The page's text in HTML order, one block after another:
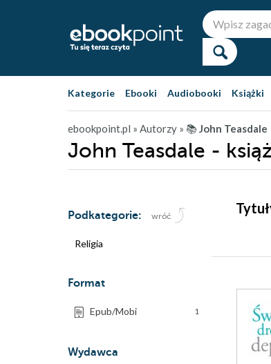
Kategorie Ebooki Audiobooki Książki
ebookpoint.pl » Autorzy » 📚John Teasdale
John Teasdale -
Podkategorie: wróć
Religia
Format
Epub/Mobi 1
Wydawca